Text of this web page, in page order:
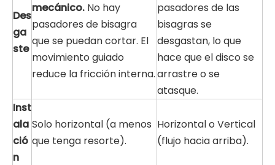
Des
ga
ste
mecánico. No hay
pasadores de bisagra
que se puedan cortar. El
movimiento guiado
reduce la fricción interna.
pasadores de las
bisagras se
desgastan, lo que
hace que el disco se
arrastre o se
atasque.
Inst
ala
ció
n
Solo horizontal (a menos
que tenga resorte).
Horizontal o Vertical
(flujo hacia arriba).